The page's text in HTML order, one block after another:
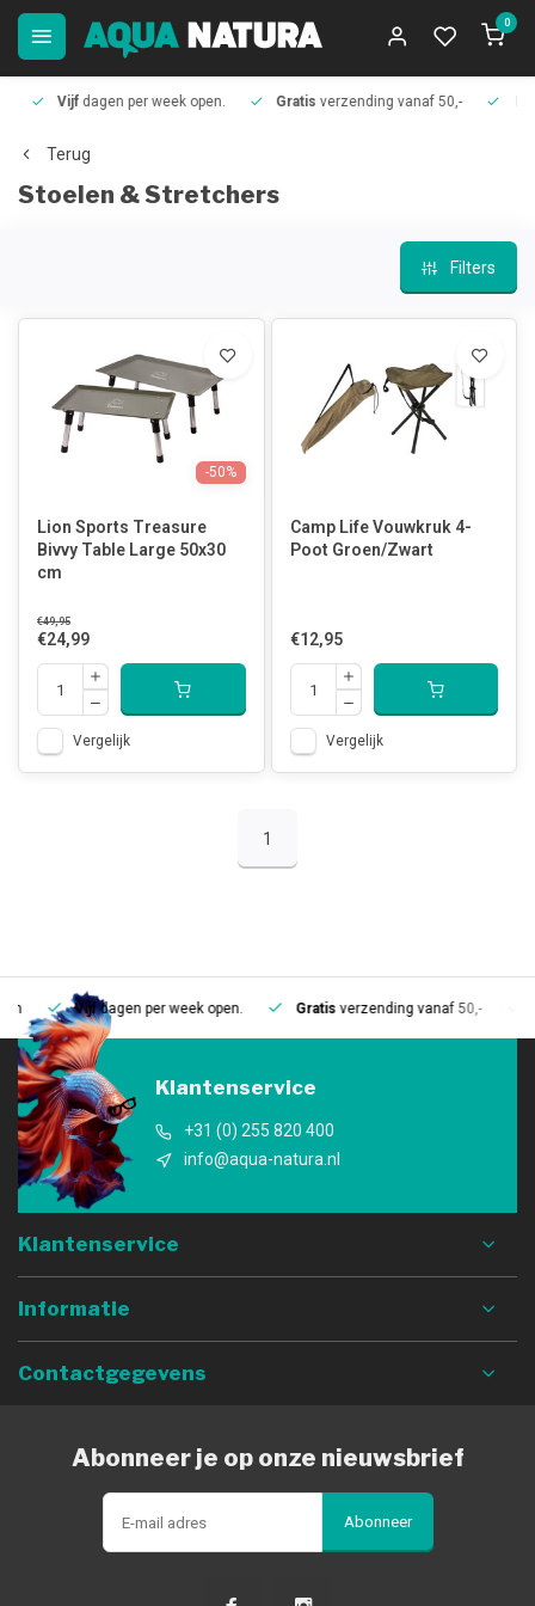
0
Vijfdagen per week open. Gratisverzending vanaf 50,-
Terug
Stoelen & Stretchers
Filters
-50%
Lion Sports Treasure
Bivvy Table Large 50x30
cm
€49,95
€24,99
Vergelijk
Camp Life Vouwkruk 4-
Poot Groen/Zwart
€12,95
Vergelijk
1
Vijfdagen per week open. Gratisverzending vanaf 50,-
Klantenservice
+31 (0) 255 820 400
info@aqua-natura.nl
Klantenservice
Informatie
Contactgegevens
Abonneer je op onze nieuwsbrief
Abonneer